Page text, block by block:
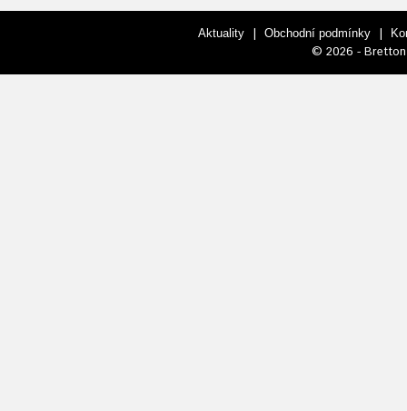
Aktuality | Obchodní podmínky |
© 2026 - Bretton